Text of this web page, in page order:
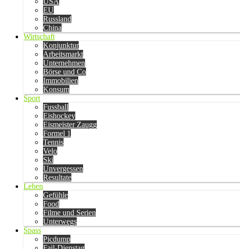
EU
Russland
China
Wirtschaft
Konjunktur
Arbeitsmarkt
Unternehmen
Börse und Co
Immobilien
Konsum
Sport
Fussball
Eishockey
Eismeister Zaugg
Formel 1
Tennis
Velo
Ski
Unvergessen
Resultate
Leben
Gefühle
Food
Filme und Serien
Unterwegs
Spass
Picdump